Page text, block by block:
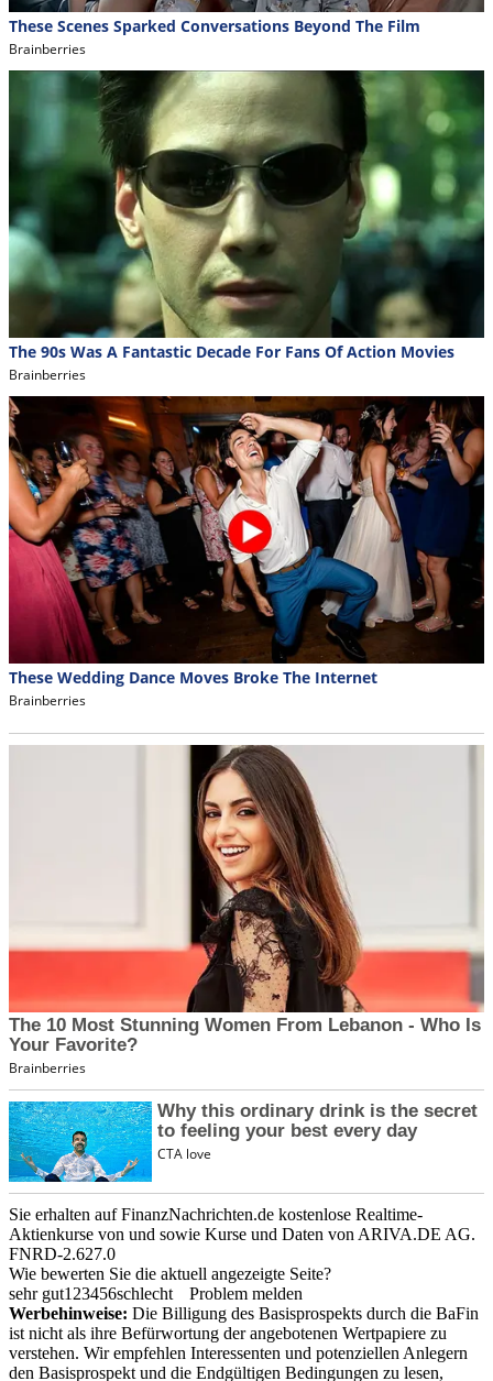
Sie erhalten auf FinanzNachrichten.de kostenlose Realtime-
Aktienkurse von und sowie Kurse und Daten von ARIVA.DE AG.
FNRD-2.627.0
Wie bewerten Sie die aktuell angezeigte Seite?
sehr gut1 23456schlecht
Problem melden
Werbehinweise: Die Billigung des Basisprospekts durch die BaFin
ist nicht als ihre Befürwortung der angebotenen Wertpapiere zu
verstehen. Wir empfehlen Interessenten und potenziellen Anlegern
den Basisprospekt und die Endgültigen Bedingungen zu lesen,